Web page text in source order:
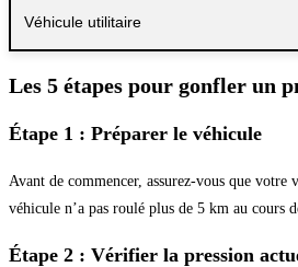
Véhicule utilitaire
Les 5 étapes pour gonfler un
Étape 1 : Préparer le véhicule
Avant de commencer, assurez-vous que
véhicule n’a pas roulé plus de 5 km au cours
Étape 2 : Vérifier la pression